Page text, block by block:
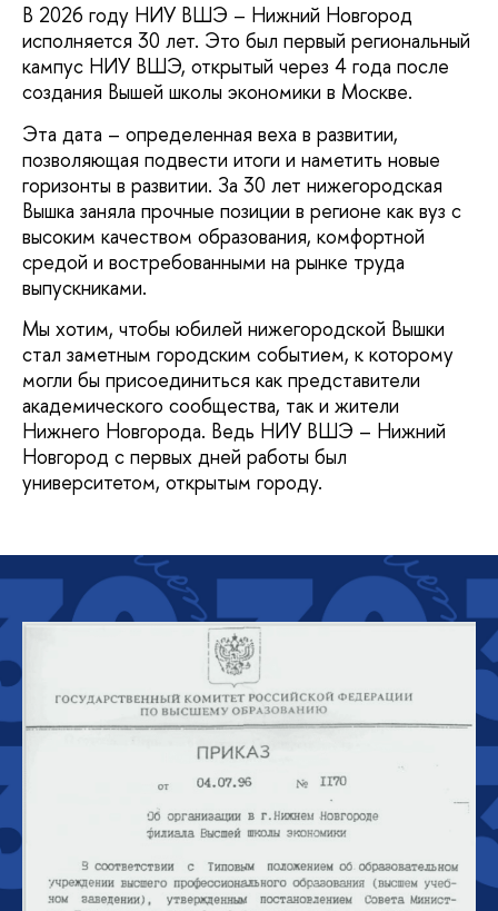
В 2026 году НИУ ВШЭ – Нижний Новгород
исполняется 30 лет. Это был первый региональный
кампус НИУ ВШЭ, открытый через 4 года после
создания Вышей школы экономики в Москве.
Эта дата – определенная веха в развитии,
позволяющая подвести итоги и наметить новые
горизонты в развитии. За 30 лет нижегородская
Вышка заняла прочные позиции в регионе как вуз с
высоким качеством образования, комфортной
средой и востребованными на рынке труда
выпускниками.
Мы хотим, чтобы юбилей нижегородской Вышки
стал заметным городским событием, к которому
могли бы присоединиться как представители
академического сообщества, так и жители
Нижнего Новгорода. Ведь НИУ ВШЭ – Нижний
Новгород с первых дней работы был
университетом, открытым городу.